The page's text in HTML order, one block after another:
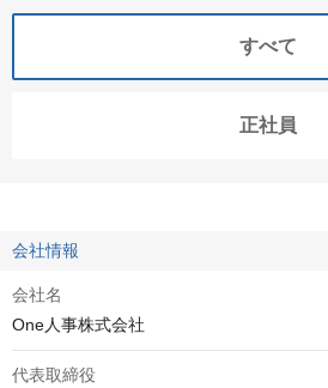
すべて
正社員
会社情報
会社名
One人事株式会社
代表取締役